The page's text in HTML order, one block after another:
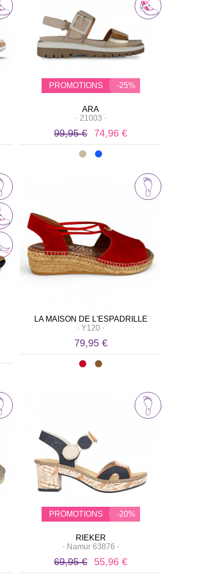
PROMOTIONS -25%
ARA
· 21003 ·
99,95 € 74,96 €
LA MAISON DE L'ESPADRILLE
·Y120 ·
79,95 €
PROMOTIONS -20%
RIEKER
· Namur 63876 ·
69,95 € 55,96 €